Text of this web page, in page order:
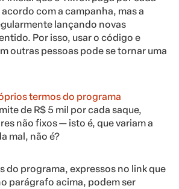
com a campanha, mas a
lançando novas
Por isso, usar o código e
outras pessoas pode se tornar uma
termos do programa
de R$ 5 mil por cada saque,
não fixos — isto é, que variam a
mal, não é?
do programa, expressos no link que
parágrafo acima, podem ser